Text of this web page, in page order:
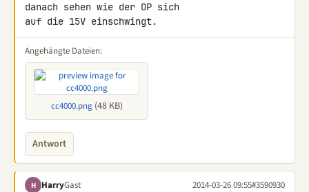
danach sehen wie der OP sich
auf die 15V einschwingt.
Angehängte Dateien:
cc4000.png(48 KB)
Antwort
H HarryGast 2014-03-26 09:55#3590930